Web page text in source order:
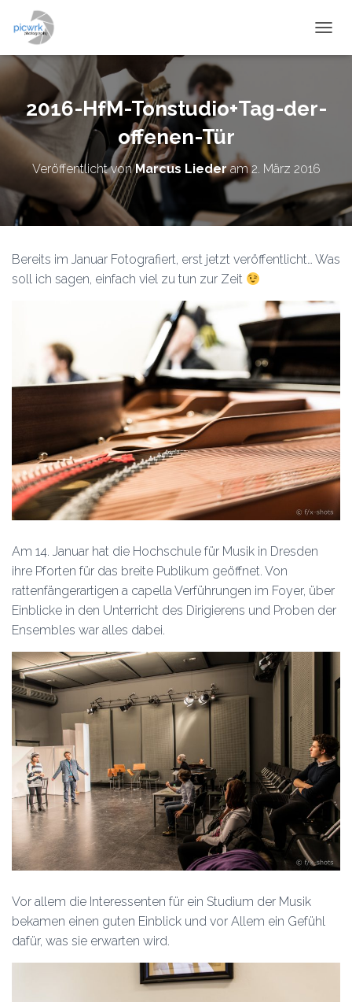
2016-HfM-Tonstudio+Tag-der-
offenen-Tür
Veröffentlicht vonMarcus Liederam2. März 2016
Bereits im Januar Fotografiert, erst jetzt veröffentlicht… Was
soll ich sagen, einfach viel zu tun zur Zeit
Am 14. Januar hat die Hochschule für Musik in Dresden
ihre Pforten für das breite Publikum geöffnet. Von
rattenfängerartigen a capella Verführungen im Foyer, über
Einblicke in den Unterricht des Dirigierens und Proben der
Ensembles war alles dabei.
Vor allem die Interessenten für ein Studium der Musik
bekamen einen guten Einblick und vor Allem ein Gefühl
dafür, was sie erwarten wird.